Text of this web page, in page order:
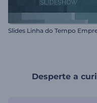
Slides Linha do Tempo
Desperte a